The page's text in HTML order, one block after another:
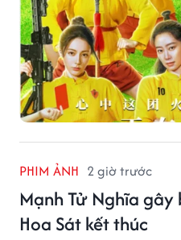
PHIM ẢNH 2 giờ trước
Mạnh Tử Nghĩa gây
Hoa Sát kết thúc